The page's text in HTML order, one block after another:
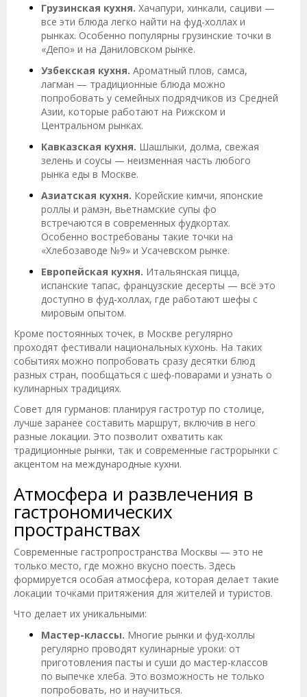
Грузинская кухня. Хачапури, хинкали, сациви —
все эти блюда легко найти на фуд-холлах и
рынках. Особенно популярны грузинские точки в
«Депо» и на Даниловском рынке.
Узбекская кухня. Ароматный плов, самса,
лагман — традиционные блюда можно
попробовать у семейных подрядчиков из Средней
Азии, которые работают на Рижском и
Центральном рынках.
Кавказская кухня. Шашлыки, долма, свежая
зелень и соусы — неизменная часть любого
рынка еды в Москве.
Азиатская кухня. Корейские кимчи, японские
роллы и рамэн, вьетнамские супы фо
встречаются в современных фудкортах.
Особенно востребованы такие точки на
«Хлебозаводе №9» и Усачевском рынке.
Европейская кухня. Итальянская пицца,
испанские тапас, французские десерты — всё это
доступно в фуд-холлах, где работают шефы с
мировым опытом.
Кроме постоянных точек, в Москве регулярно
проходят фестивали национальных кухонь. На таких
событиях можно попробовать сразу десятки блюд
разных стран, пообщаться с шеф-поварами и узнать о
кулинарных традициях.
Совет для гурманов: планируя гастротур по столице,
лучше заранее составить маршрут, включив в него
разные локации. Это позволит охватить как
традиционные рынки, так и современные гастрорынки с
акцентом на международные кухни.
Атмосфера и развлечения в
гастрономических
пространствах
Современные гастропространства Москвы — это не
только место, где можно вкусно поесть. Здесь
формируется особая атмосфера, которая делает такие
локации точками притяжения для жителей и туристов.
Что делает их уникальными:
Мастер-классы. Многие рынки и фуд-холлы
регулярно проводят кулинарные уроки: от
приготовления пасты и суши до мастер-классов
по выпечке хлеба. Это возможность не только
попробовать, но и научиться.